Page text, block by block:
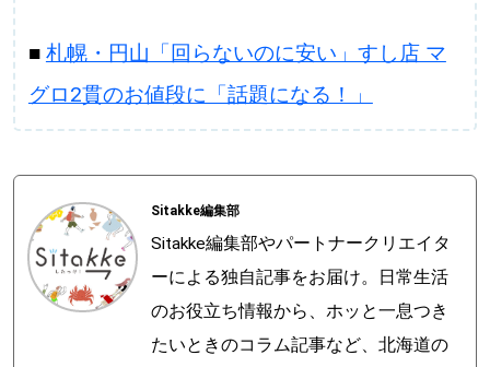
■ 札幌・円山「回らないのに安い」すし店 マ
グロ2貫のお値段に「話題になる！」
Sitakke編集部
Sitakke編集部やパートナークリエイタ
ーによる独自記事をお届け。日常生活
のお役立ち情報から、ホッと一息つき
たいときのコラム記事など、北海道の